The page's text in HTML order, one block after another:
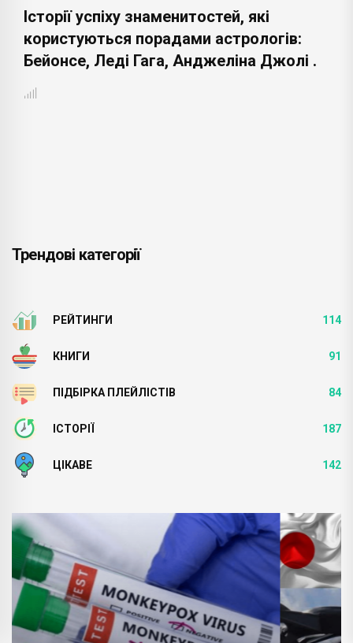
Історії успіху знаменитостей, які
користуються порадами астрологів:
Бейонсе, Леді Гага, Анджеліна Джолі .
Трендові категорії
РЕЙТИНГИ 114
КНИГИ 91
ПІДБІРКА ПЛЕЙЛІСТІВ 84
ІСТОРІЇ 187
ЦІКАВЕ 142